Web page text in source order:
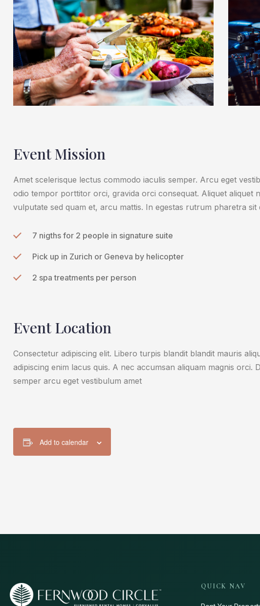
Event Mission
Amet scelerisque lectus commodo iaculis semper. Arcu eget
odio tempor porttitor orci, gravida orci consequat. Aliquet aliquet
vulputate sed quam et, arcu mattis. In egestas rutrum pharetra sit
7 nigths for 2 people in signature suite
Pick up in Zurich or Geneva by helicopter
2 spa treatments per person
Event Location
Consectetur adipiscing elit. Libero turpis blandit blandit mauris
adipiscing enim lacus quis. A nec accumsan aliquam magnis orci.
semper arcu eget vestibulum amet
Add to calendar
QUICK NAV